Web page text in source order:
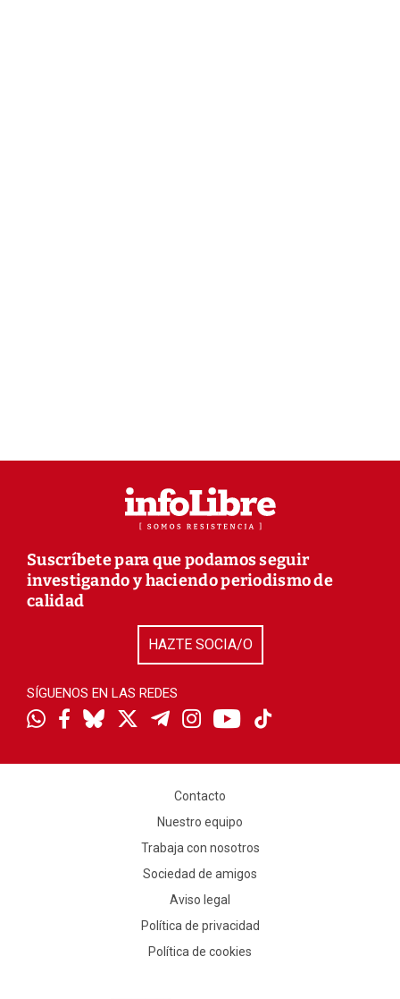
Suscríbete para que podamos seguir
investigando y haciendo periodismo de
calidad
HAZTE SOCIA/O
SÍGUENOS EN LAS REDES
Contacto
Nuestro equipo
Trabaja con nosotros
Sociedad de amigos
Aviso legal
Política de privacidad
Política de cookies